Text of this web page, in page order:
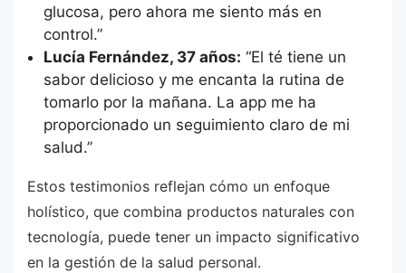
glucosa, pero ahora me siento más en
control.”
Lucía Fernández, 37 años: “El té tiene un
sabor delicioso y me encanta la rutina de
tomarlo por la mañana. La app me ha
proporcionado un seguimiento claro de mi
salud.”
Estos testimonios reflejan cómo un enfoque
holístico, que combina productos naturales con
tecnología, puede tener un impacto significativo
en la gestión de la salud personal.